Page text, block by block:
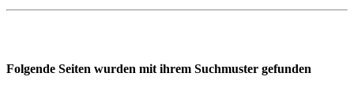
Folgende Seiten wurden mit ihrem Suchmuster gefunden